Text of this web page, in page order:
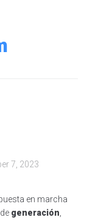
7, 2023
en marcha
generación